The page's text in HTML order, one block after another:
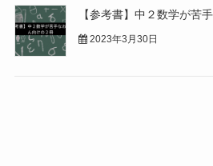
【参考書】中２数学が苦
2023年3月30日